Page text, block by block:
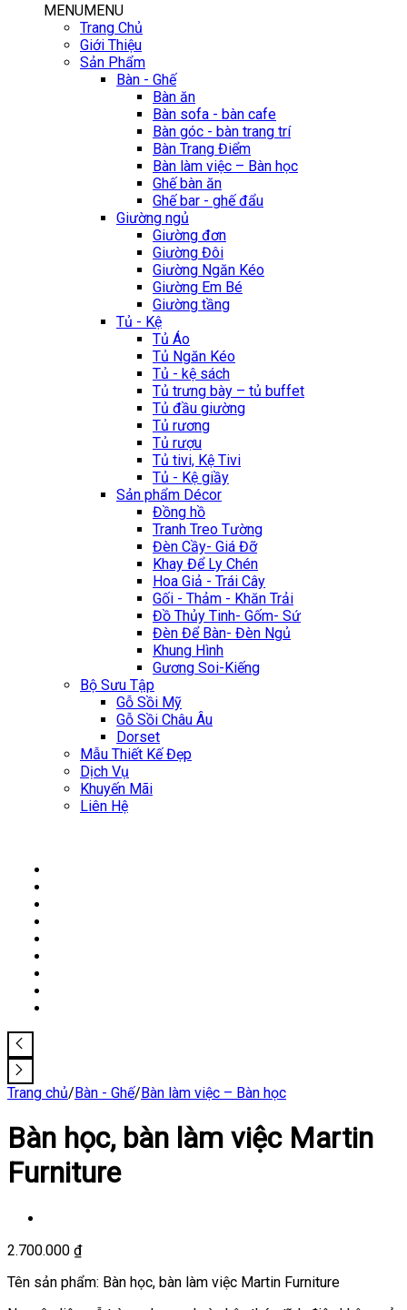
MENUMENU
Trang Chủ
Giới Thiệu
Sản Phẩm
Bàn - Ghế
Bàn ăn
Bàn sofa - bàn cafe
Bàn góc - bàn trang trí
Bàn Trang Điểm
Bàn làm việc – Bàn học
Ghế bàn ăn
Ghế bar - ghế đẩu
Giường ngủ
Giường đơn
Giường Đôi
Giường Ngăn Kéo
Giường Em Bé
Giường tầng
Tủ - Kệ
Tủ Áo
Tủ Ngăn Kéo
Tủ - kệ sách
Tủ trưng bày – tủ buffet
Tủ đầu giường
Tủ rương
Tủ rượu
Tủ tivi, Kệ Tivi
Tủ - Kệ giầy
Sản phẩm Décor
Đồng hồ
Tranh Treo Tường
Đèn Cầy- Giá Đỡ
Khay Để Ly Chén
Hoa Giả - Trái Cây
Gối - Thảm - Khăn Trải
Đồ Thủy Tinh- Gốm- Sứ
Đèn Để Bàn- Đèn Ngủ
Khung Hình
Gương Soi-Kiếng
Bộ Sưu Tập
Gỗ Sồi Mỹ
Gỗ Sồi Châu Âu
Dorset
Mẫu Thiết Kế Đẹp
Dịch Vụ
Khuyến Mãi
Liên Hệ
Trang chủ/Bàn - Ghế/Bàn làm việc – Bàn học
Bàn học, bàn làm việc Martin
Furniture
2.700.000 ₫
Tên sản phẩm: Bàn học, bàn làm việc Martin Furniture